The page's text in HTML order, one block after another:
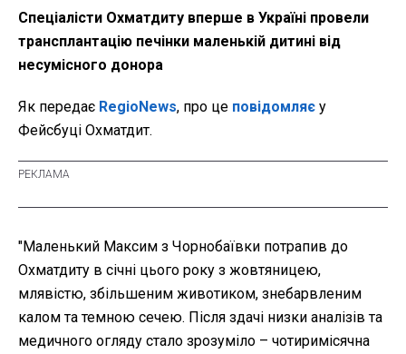
Спеціалісти Охматдиту вперше в Україні провели
трансплантацію печінки маленькій дитині від
несумісного донора
Як передає RegioNews, про це повідомляє у
Фейсбуці Охматдит.
"Маленький Максим з Чорнобаївки потрапив до
Охматдиту в січні цього року з жовтяницею,
млявістю, збільшеним животиком, знебарвленим
калом та темною сечею. Після здачі низки аналізів та
медичного огляду стало зрозуміло – чотиримісячна